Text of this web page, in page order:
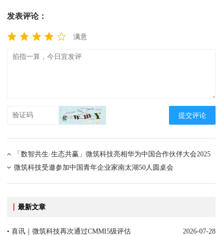
发表评论：
满意
提交评论
「数智共生·生态共赢」微筑科技亮相华为中国合作伙伴大会2025
微筑科技受邀参加中国青年企业家南太湖50人圆桌会
最新文章
2026-07-28
• 喜讯｜微筑科技再次通过CMMI5级评估